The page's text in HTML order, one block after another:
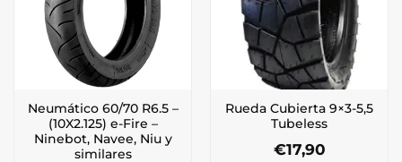
Neumático 60/70 R6.5 –
(10X2.125) e-Fire –
Ninebot, Navee, Niu y
similares
Rueda Cubierta 9×3-5,5
Tubeless
€17,90